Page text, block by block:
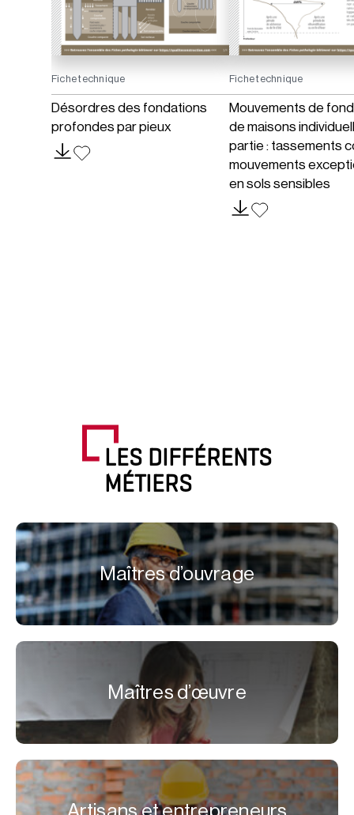
Fiche technique
Désordres des fondations
profondes par pieux
Fiche technique
Mouvements de
de maisons
partie : tassements
mouvements
en sols sensibles
LES DIFFÉRENTS
MÉTIERS
Maîtres d’ouvrage
Maîtres d’œuvre
Artisans et entrepreneurs